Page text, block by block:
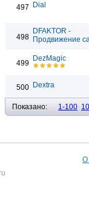
497 Dial
498
DFAKTOR -
Продвижение
499
DezMagic
500 Dextra
Показано: 1-100
О